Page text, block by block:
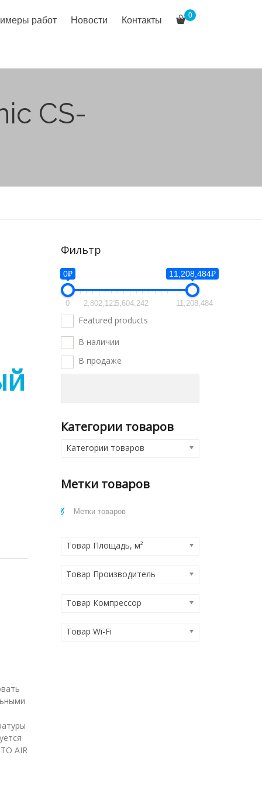
работ Новости Контакты 0
CS-
AIR
Фильтр
0₽ 11,208,484₽
0 2,802,1215,604,242 11,208,484
Featured products
В наличии
В продаже
Категории товаров
Категории товаров
Метки товаров
Товар Площадь, м²
Товар Производитель
Товар Компрессор
Товар Wi-Fi